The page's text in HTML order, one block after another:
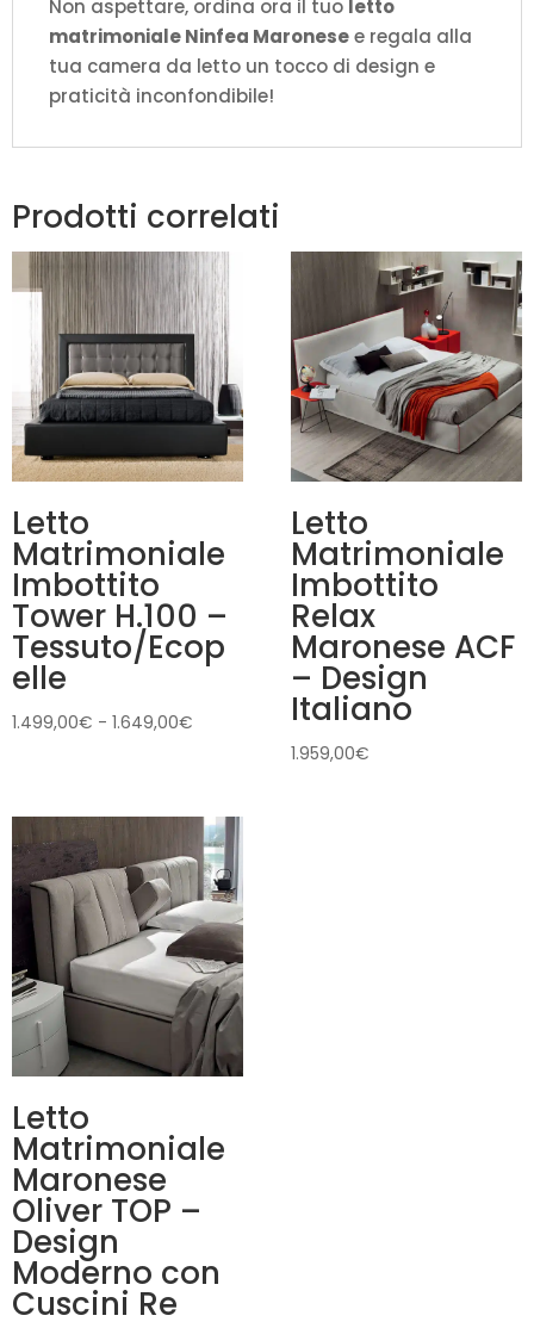
Non aspettare, ordina ora il tuo letto
matrimoniale Ninfea Maronesee regala alla
tua camera da letto un tocco di design e
praticità inconfondibile!
Prodotti correlati
Letto
Matrimoniale
Imbottito
Tower H.100 –
Tessuto/Ecop
elle
1.499,00€ - 1.649,00€
1.499,00€
a
1.649,00€
Letto
Matrimoniale
Imbottito
Relax
Maronese ACF
– Design
Italiano
1.959,00€
Letto
Matrimoniale
Maronese
Oliver TOP –
Design
Moderno con
Cuscini Re